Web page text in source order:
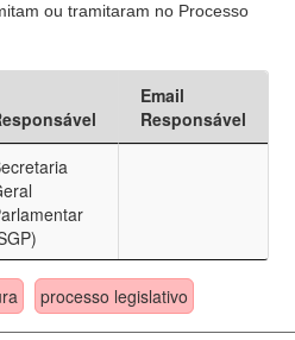
ou tramitaram no Processo
Email
Responsável
processo legislativo